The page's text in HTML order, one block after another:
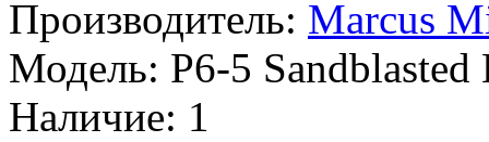
Производитель: Marcus
Модель: P6-5 Sandblasted
Наличие: 1